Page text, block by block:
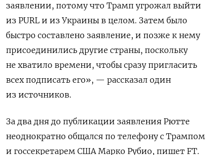
заявлении, потому что Трамп угрожал выйти
из PURL и из Украины в целом. Затем было
быстро составлено заявление, и позже к нему
присоединились другие страны, поскольку
не хватило времени, чтобы сразу пригласить
всех подписать его», — рассказал один
из источников.
За два дня до публикации заявления Рютте
неоднократно общался по телефону с Трампом
и госсекретарем США Марко Рубио, пишет FT.